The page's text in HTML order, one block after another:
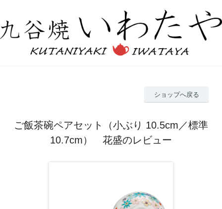
ショップへ戻る
ご飯茶碗ペアセット（小ぶり 10.5cm／標準
10.7cm） 花盛のレビュー